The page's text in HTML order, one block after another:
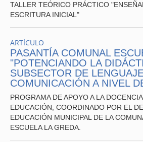
TALLER TEÓRICO PRÁCTICO
ESCRITURA INICIAL"
ARTÍCULO
PASANTÍA COMUNAL
"POTENCIANDO LA
SUBSECTOR DE
COMUNICACIÓN A NIVEL
PROGRAMA DE APOYO A LA
EDUCACIÓN, COORDINADO POR EL
EDUCACIÓN MUNICIPAL DE LA
ESCUELA LA GREDA.